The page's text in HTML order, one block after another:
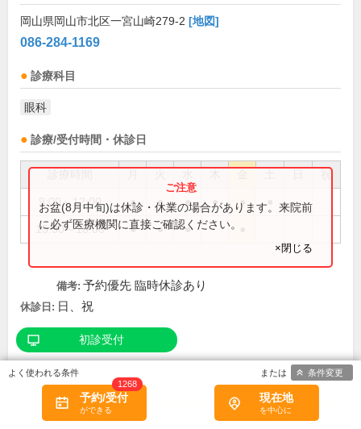
岡山県岡山市北区一宮山崎279-2 [地図]
086-284-1169
診療科目
眼科
診療/受付時間・休診日
祝
9:00～12:00 ● ● ● ● ●
15:30～18:00 ● ● ●
お盆(8月中旬)は休診・休業の場合があります。来院前
に必ず医療機関に直接ご確認ください。
×閉じる
備考: 予約優先 臨時休診あり
休診日: 日、祝
初診受付
口コミ
岡山に引っ越してきて、コンタクトを作るために来まし
予約/受付
1268
現在地
条件変更